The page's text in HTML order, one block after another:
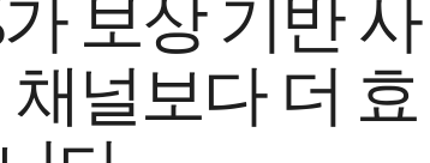
보상 기반 사
널보다 더 효